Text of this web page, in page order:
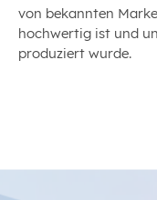
von bekannten
hochwertig ist und
produziert wurde.